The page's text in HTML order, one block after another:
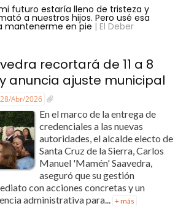
futuro estaría lleno de tristeza y
a nuestros hijos. Pero usé esa
mantenerme en pie | El Deber
recortará de 11 a 8
anuncia ajuste municipal
28/Abr/2026
En el marco de la entrega de
credenciales a las nuevas
autoridades, el alcalde electo de
Santa Cruz de la Sierra, Carlos
Manuel 'Mamén' Saavedra,
aseguró que su gestión
con acciones concretas y un
administrativa para...
+ más